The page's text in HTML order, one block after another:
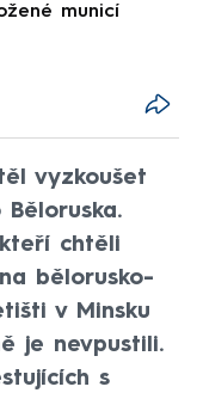
municí
vyzkoušet
chtěli
bělorusko-
v Minsku
je nevpustili.
s